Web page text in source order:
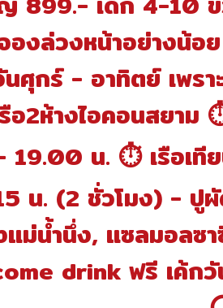
องล่วงหน้าอย่างน้อ
ศุกร์ - อาทิตย์ เพรา
อ2ห้างไอคอนสยาม
19.00 น. ⏱ เรือเที
น. (2 ชั่วโมง) - ปู
ม่น้ำนึ่ง, แซลมอลซ
drink ฟรี เค้กวั